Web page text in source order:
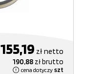
155,19 złnetto
190,88 złbrutto
cena dotyczy szt